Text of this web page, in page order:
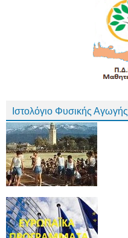
Ιστολόγιο Φυσικής Αγωγής